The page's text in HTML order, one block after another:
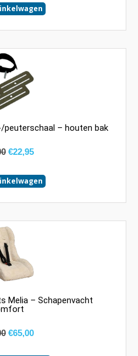
– houten bak
€22,95
Melia – Schapenvacht
€65,00